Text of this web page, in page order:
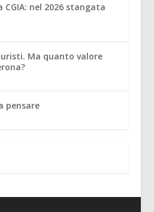
nel 2026 stangata
Ma quanto valore
pensare